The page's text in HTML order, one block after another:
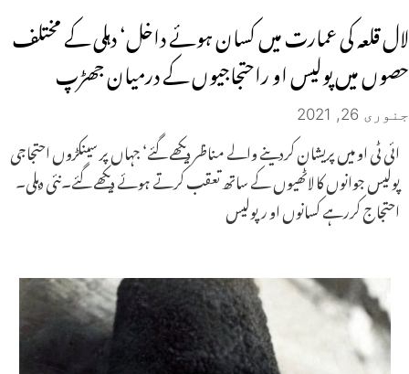
لال قلعہ کی عمارت میں کسان ہوئے داخل‘ دہلی کے مختلف
حصوں میں پولیس او راحتجاجیوں کے درمیان جھڑپ
جنوری 26, 2021
ائی ٹی او میں پریشان کردینے والے مناظر دیکھے گئے‘ جہاں پر سینکڑوں احتجاجی
پولیس جوانوں کا لاٹھیوں کے ساتھ تعقب کرتے ہوئے دیکھے گئے۔نئی دہلی۔
احتجاج کررہے کسانوں او رپولیس